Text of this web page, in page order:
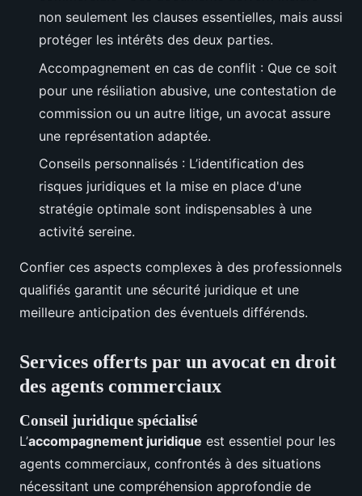
non seulement les clauses essentielles, mais aussi
protéger les intérêts des deux parties.
Accompagnement en cas de conflit : Que ce soit
pour une résiliation abusive, une contestation de
commission ou un autre litige, un avocat assure
une représentation adaptée.
Conseils personnalisés : L’identification des
risques juridiques et la mise en place d'une
stratégie optimale sont indispensables à une
activité sereine.
Confier ces aspects complexes à des professionnels
qualifiés garantit une sécurité juridique et une
meilleure anticipation des éventuels différends.
Services offerts par un avocat en droit
des agents commerciaux
Conseil juridique spécialisé
L’accompagnement juridique est essentiel pour les
agents commerciaux, confrontés à des situations
nécessitant une compréhension approfondie de